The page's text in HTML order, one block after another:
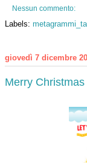
Nessun commento:
Labels:
giovedì 7 dicembre
Merry